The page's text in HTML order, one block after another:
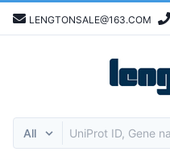
LENGTONSALE@163.COM